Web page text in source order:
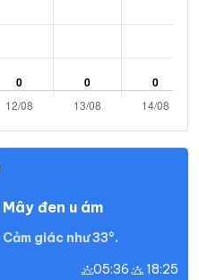
Mây đen u ám
Cảm giác như 33°.
05:36 18:25